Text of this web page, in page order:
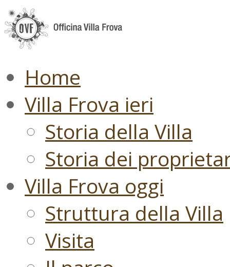
Home
Villa Frova ieri
Storia della Villa
Storia dei
Villa Frova oggi
Struttura della Villa
Visita